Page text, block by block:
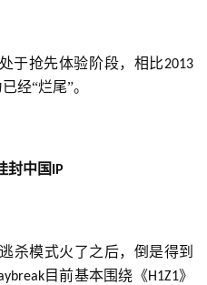
于抢先体验阶段，相比2013
经“烂尾”。
封中国 IP
杀模式火了之后，倒是得到
目前基本围绕《H1Z1》